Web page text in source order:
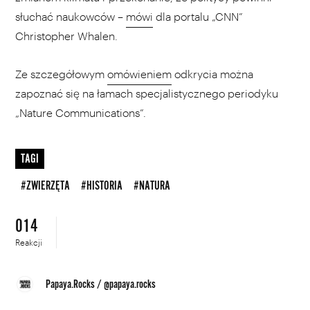
słuchać naukowców – mówi dla portalu „CNN”
Christopher Whalen.
Ze szczegółowym omówieniem odkrycia można
zapoznać się na łamach specjalistycznego periodyku
„Nature Communications”.
TAGI
#ZWIERZĘTA #HISTORIA #NATURA
014
Reakcji
Papaya.Rocks /@papaya.rocks